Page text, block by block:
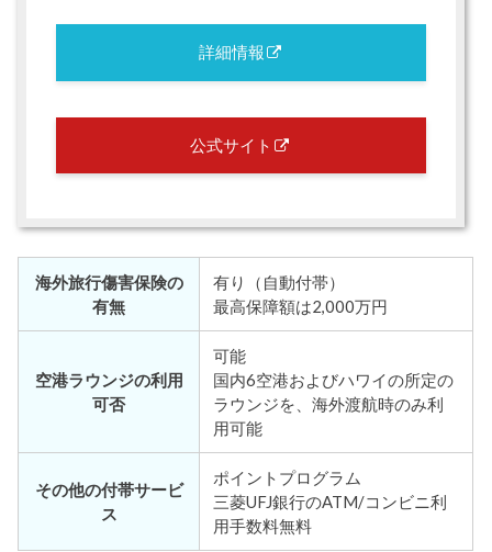
詳細情報
公式サイト
海外旅行傷害保険の
有無
有り（自動付帯）
最高保障額は2,000万円
空港ラウンジの利用
可否
可能
国内6空港およびハワイの所定の
ラウンジを、海外渡航時のみ利
用可能
その他の付帯サービ
ス
ポイントプログラム
三菱UFJ銀行のATM/コンビニ利
用手数料無料